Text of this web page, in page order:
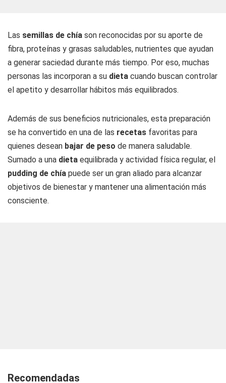
Las semillas de chía son reconocidas por su aporte de
fibra, proteínas y grasas saludables, nutrientes que ayudan
a generar saciedad durante más tiempo. Por eso, muchas
personas las incorporan a su dieta cuando buscan controlar
el apetito y desarrollar hábitos más equilibrados.
Además de sus beneficios nutricionales, esta preparación
se ha convertido en una de las recetas favoritas para
quienes desean bajar de peso de manera saludable.
Sumado a una dieta equilibrada y actividad física regular, el
pudding de chía puede ser un gran aliado para alcanzar
objetivos de bienestar y mantener una alimentación más
consciente.
Recomendadas